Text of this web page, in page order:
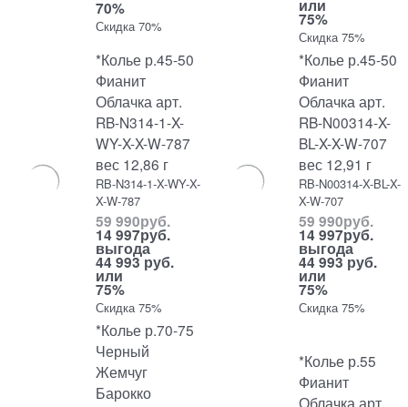
70%
Скидка 70%
или
75%
Скидка 75%
*Колье р.45-50
Фианит
Облачка арт.
RB-N314-1-X-
WY-X-X-W-787
вес 12,86 г
RB-N314-1-X-WY-X-
X-W-787
59 990руб.
14 997руб.
выгода
44 993 руб.
или
75%
Скидка 75%
*Колье р.45-50
Фианит
Облачка арт.
RB-N00314-X-
BL-X-X-W-707
вес 12,91 г
RB-N00314-X-BL-X-
X-W-707
59 990руб.
14 997руб.
выгода
44 993 руб.
или
75%
Скидка 75%
*Колье р.70-75
Черный
Жемчуг
Барокко
*Колье р.55
Фианит
Облачка арт.